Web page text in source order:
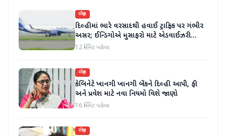
રાષ્ટ્રીય
દિલ્હીમાં ભારે વરસાદથી હવાઈ ટ્રાફિક પર ગંભીર
અસર; ઈન્ડિગોએ મુસાફરો માટે એડવાઈઝરી
જાહેર કરી
12 મિનિટ પહેલા
રાષ્ટ્રીય
કેબિનેટે ખાનગી ખાનગી બેંકને દિલ્હી આપી, ફી
અને પ્રવેશ માટે નવા નિયમો વિશે જાણો
16 મિનિટ પહેલા
રાષ્ટ્રીય